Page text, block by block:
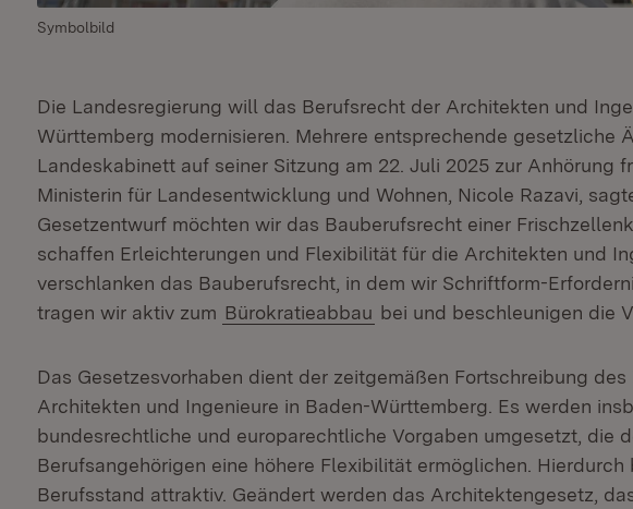
Symbolbild
Die Landesregierung will das Berufsrecht der Architekten und
Württemberg modernisieren. Mehrere entsprechende gesetzliche
Landeskabinett auf seiner Sitzung am 22. Juli 2025 zur Anhörung
Ministerin für Landesentwicklung und Wohnen, Nicole Razavi,
Gesetzentwurf möchten wir das Bauberufsrecht einer
schaffen Erleichterungen und Flexibilität für die Architekten und
verschlanken das Bauberufsrecht, in dem wir Schriftform-
tragen wir aktiv zum Bürokratieabbau bei und beschleunigen die
Das Gesetzesvorhaben dient der zeitgemäßen Fortschreibung
Architekten und Ingenieure in Baden-Württemberg. Es werden
bundesrechtliche und europarechtliche Vorgaben umgesetzt, die
Berufsangehörigen eine höhere Flexibilität ermöglichen.
Berufsstand attraktiv. Geändert werden das Architektengesetz,